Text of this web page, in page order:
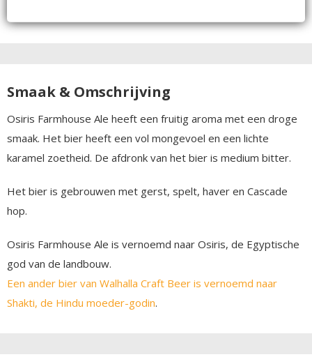
Smaak & Omschrijving
Osiris Farmhouse Ale heeft een fruitig aroma met een droge
smaak. Het bier heeft een vol mongevoel en een lichte
karamel zoetheid. De afdronk van het bier is medium bitter.
Het bier is gebrouwen met gerst, spelt, haver en Cascade
hop.
Osiris Farmhouse Ale is vernoemd naar Osiris, de Egyptische
god van de landbouw.
Een ander bier van Walhalla Craft Beer is vernoemd naar
Shakti, de Hindu moeder-godin.